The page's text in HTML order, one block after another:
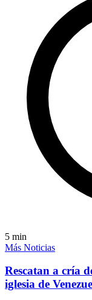
5 min
Más Noticias
Rescatan a cría
iglesia de